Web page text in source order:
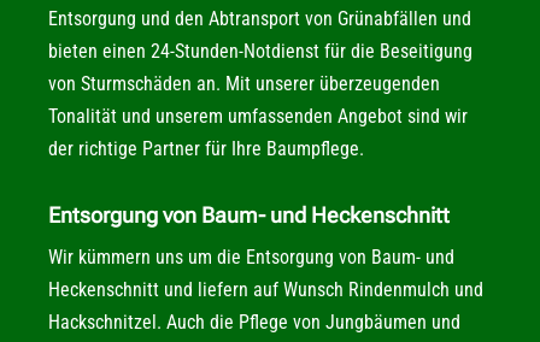
Entsorgung und den Abtransport von Grünabfällen und
bieten einen 24-Stunden-Notdienst für die Beseitigung
von Sturmschäden an. Mit unserer überzeugenden
Tonalität und unserem umfassenden Angebot sind wir
der richtige Partner für Ihre Baumpflege.
Entsorgung von Baum- und Heckenschnitt
Wir kümmern uns um die Entsorgung von Baum- und
Heckenschnitt und liefern auf Wunsch Rindenmulch und
Hackschnitzel. Auch die Pflege von Jungbäumen und